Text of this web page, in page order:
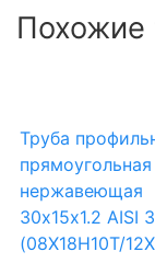
Похожие
Труба
прямоугольная
нержавеющая
30х15х1.2 AISI
(08Х18Н10Т/